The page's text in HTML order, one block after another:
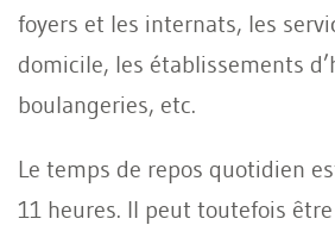
foyers et les internats, les
domicile, les établissements
boulangeries, etc.
Le temps de repos quotidien
11 heures. Il peut toutefois